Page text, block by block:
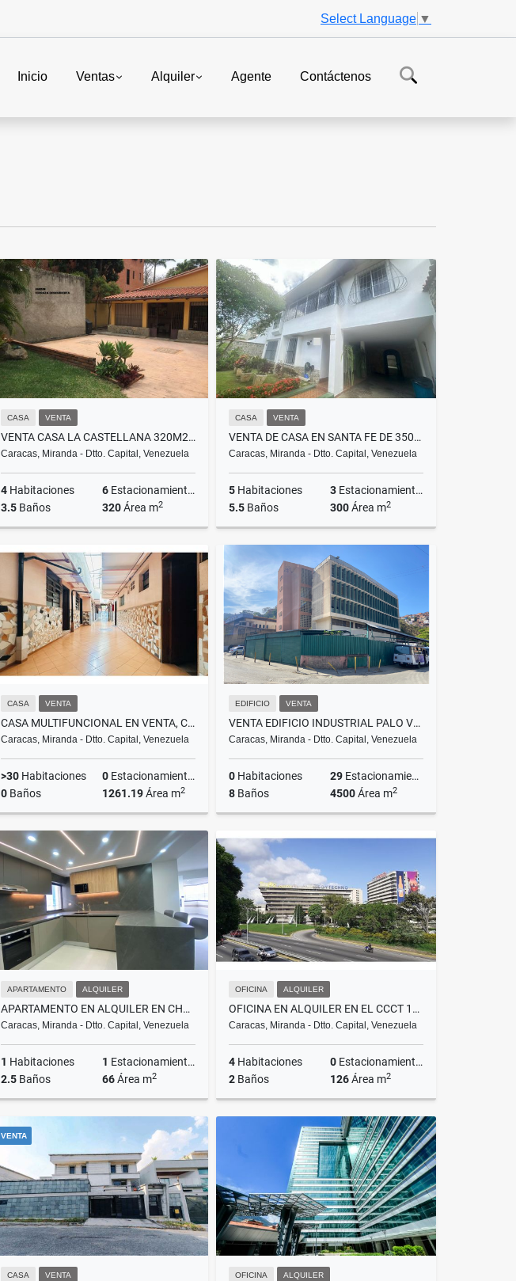
Select Language ▼
Inicio Ventas Alquiler Agente Contáctenos
CASA VENTA
VENTA CASA LA CASTELLANA 320M2 1 PISO
Caracas, Miranda - Dtto. Capital, Venezuela
4 Habitaciones 6 Estacionamientos
3.5 Baños 320Área m2
Venta
US$1,000,000
CASA VENTA
VENTA DE CASA EN SANTA FE DE 350M2
Caracas, Miranda - Dtto. Capital, Venezuela
5 Habitaciones 3 Estacionamientos
5.5 Baños 300Área m2
US$350,000
CASA VENTA
CASA MULTIFUNCIONAL EN VENTA, CENTRO DE CARACAS-PARROQUIA SANTA TERESA
Caracas, Miranda - Dtto. Capital, Venezuela
>30 Habitaciones 0 Estacionamientos
0 Baños 1261.19Área m2
Venta
US$365,000
EDIFICIO VENTA
VENTA EDIFICIO INDUSTRIAL PALO VERDE 4500M2
Caracas, Miranda - Dtto. Capital, Venezuela
0 Habitaciones 29 Estacionamientos
8 Baños 4500Área m2
Venta
APARTAMENTO ALQUILER
APARTAMENTO EN ALQUILER EN CHULAVISTA 1H,2B, 1E 66M2
Caracas, Miranda - Dtto. Capital, Venezuela
1 Habitaciones 1 Estacionamientos
2.5 Baños 66Área m2
Alquiler
US$1,200
OFICINA ALQUILER
OFICINA EN ALQUILER EN EL CCCT 126M2
Caracas, Miranda - Dtto. Capital, Venezuela
4 Habitaciones 0 Estacionamientos
2 Baños 126Área m2
Alquiler
US$2,100
VENTA
CASA VENTA OFICINA ALQUILER